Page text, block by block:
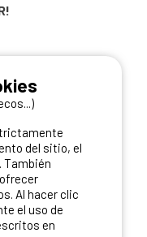
del sitio, el
También
Al hacer clic
el uso de
en